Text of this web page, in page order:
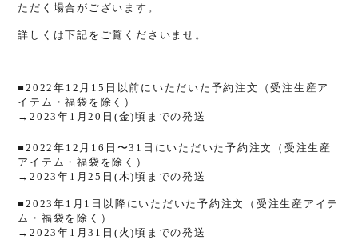
ただく場合がございます。
詳しくは下記をご覧くださいませ。
- - - - - - - -
■2022年12月15日以前にいただいた予約注文（受注生産ア
イテム・福袋を除く）
→2023年1月20日(金)頃までの発送
■2022年12月16日〜31日にいただいた予約注文 （ 受注生産
アイテム・福袋を除く）
→2023年1月25日(木)頃までの発送
■2023年1月1日以降にいただいた予約注文 （ 受注生産アイテ
ム・福袋を除く）
→2023年1月31日(火)頃までの発送